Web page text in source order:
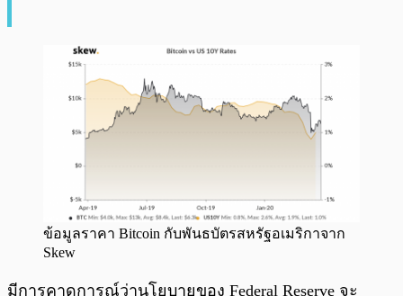
ข้อมูลราคา Bitcoin กับพันธบัตรสหรัฐอเมริกาจาก
Skew
มีการคาดการณ์ว่านโยบายของ Federal Reserve จะ